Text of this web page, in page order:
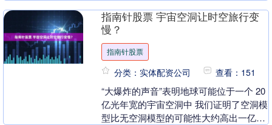
高，使其在印度市....
指南针股票 宇宙空洞让时空旅行变
慢？
指南针股票
分类：实体配资公司 查看：151
“大爆炸的声音”表明地球可能位于一个 20
亿光年宽的宇宙空洞中 我们证明了空洞模
型比无空洞模型的可能性大约高出一亿